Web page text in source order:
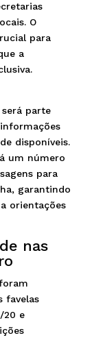
O
para
a
parte
disponíveis.
um número
para
garantindo
orientações
nas
favelas
20 e